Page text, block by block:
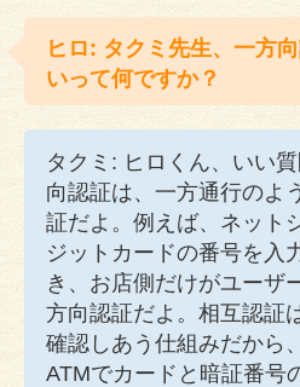
ヒロ: タクミ先生、一方
いって何ですか？
タクミ: ヒロくん、いい
向認証は、一方通行のよ
証だよ。例えば、ネット
ジットカードの番号を入
き、お店側だけがユーザ
方向認証だよ。相互認証
確認しあう仕組みだから
ATMでカードと暗証番号